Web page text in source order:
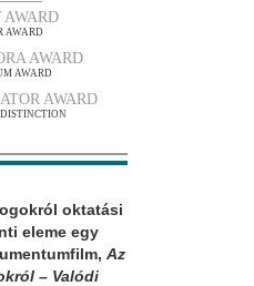
AWARD
AWARD
AWARD
AWARD
oktatási
eleme egy
Az
– Valódi